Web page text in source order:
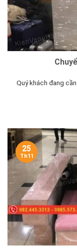
Quý khách đang
25
Th11